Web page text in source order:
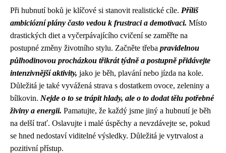
Při hubnutí boků je klíčové si stanovit realistické cíle. Příliš
ambiciózní plány často vedou k frustraci a demotivaci. Místo
drastických diet a vyčerpávajícího cvičení se zaměřte na
postupné změny životního stylu. Začněte třeba pravidelnou
půlhodinovou procházkou třikrát týdně a postupně přidávejte
intenzivnější aktivity, jako je běh, plavání nebo jízda na kole.
Důležitá je také vyvážená strava s dostatkem ovoce, zeleniny a
bílkovin. Nejde o to se trápit hlady, ale o to dodat tělu potřebné
živiny a energii. Pamatujte, že každý jsme jiný a hubnutí je běh
na delší trať. Oslavujte i malé úspěchy a nevzdávejte se, pokud
se hned nedostaví viditelné výsledky. Důležitá je vytrvalost a
pozitivní přístup.